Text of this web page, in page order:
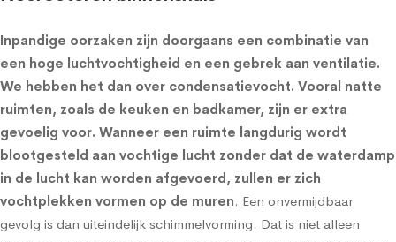
Inpandige oorzaken zijn doorgaans een combinatie van
een hoge luchtvochtigheid en een gebrek aan ventilatie.
We hebben het dan over condensatievocht. Vooral natte
ruimten, zoals de keuken en badkamer, zijn er extra
gevoelig voor. Wanneer een ruimte langdurig wordt
blootgesteld aan vochtige lucht zonder dat de waterdamp
in de lucht kan worden afgevoerd, zullen er zich
vochtplekken vormen op de muren. Een onvermijdbaar
gevolg is dan uiteindelijk schimmelvorming. Dat is niet alleen